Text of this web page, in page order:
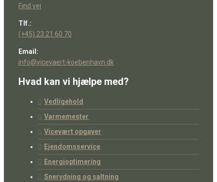
Find vej
Tlf.:
(+45) 23 21 60 70
Email:
info@vicevaert-koebenhavn.dk
Hvad kan vi hjælpe med?
Vedligehold
Varmemester
Vicevært opgaver
Ejendomsservice
Energioptimering
Snerydning og saltning